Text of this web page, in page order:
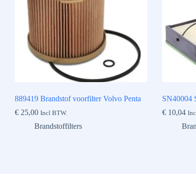
889419 Brandstof voorfilter Volvo Penta
€25,00 Incl BTW.
Brandstoffilters
SN40004
€10,04